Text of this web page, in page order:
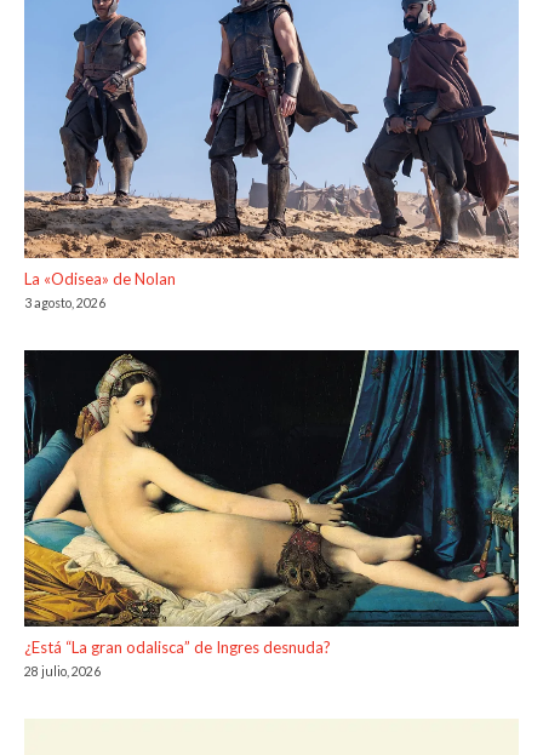
La «Odisea» de Nolan
3 agosto, 2026
¿Está “La gran odalisca” de Ingres desnuda?
28 julio, 2026